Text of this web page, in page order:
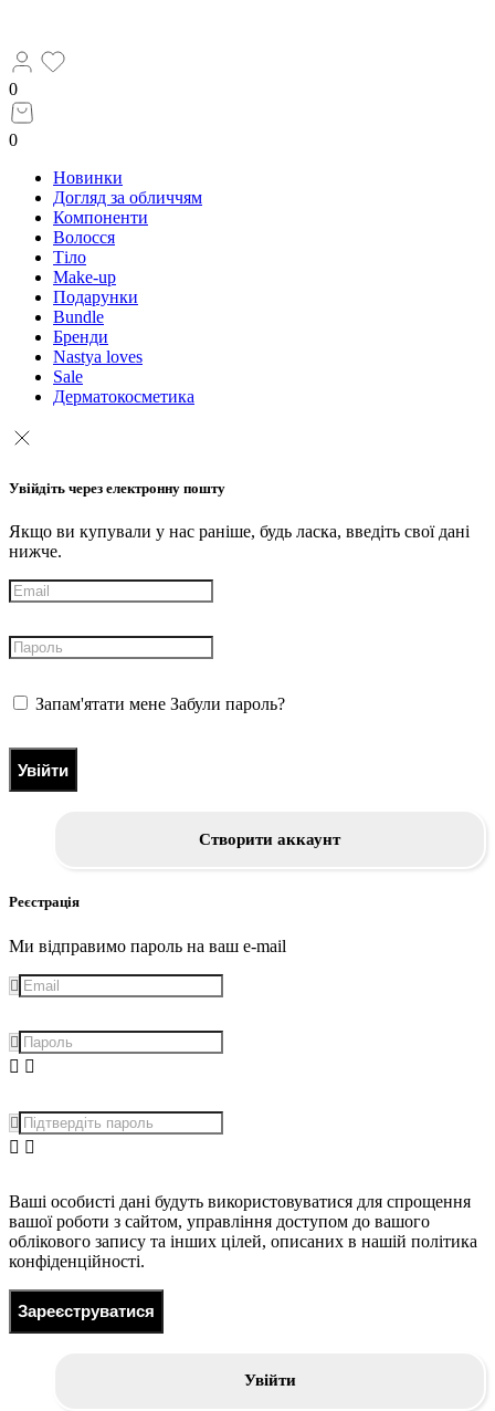
0
0
Новинки
Догляд за обличчям
Компоненти
Волосся
Тіло
Make-up
Подарунки
Bundle
Бренди
Nastya loves
Sale
Дерматокосметика
Увійдіть через електронну пошту
Якщо ви купували у нас раніше, будь ласка, введіть свої дані
нижче.
Запам'ятати мене Забули пароль?
Увійти
Створити аккаунт
Реєстрація
Ми відправимо пароль на ваш e-mail
Ваші особисті дані будуть використовуватися для спрощення
вашої роботи з сайтом, управління доступом до вашого
облікового запису та інших цілей, описаних в нашій політика
конфіденційності.
Зареєструватися
Увійти